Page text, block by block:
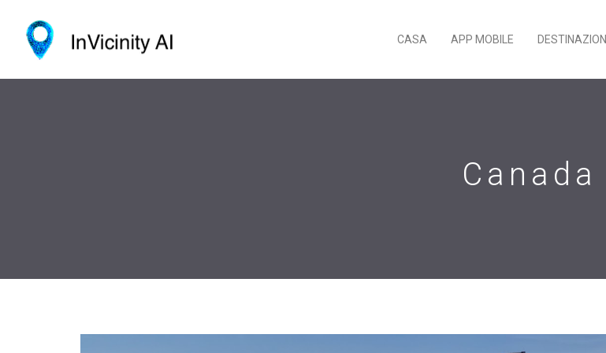
CASA APP MOBILE DESTINAZIONI
Canada